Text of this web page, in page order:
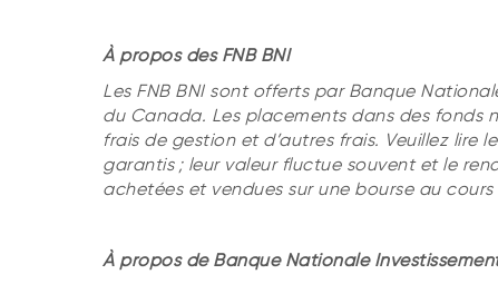
À propos des FNB BNI
Les FNB BNI sont offerts par Banque
du Canada. Les placements dans des fonds
frais de gestion et d’autres frais. Veuillez lire
garantis ; leur valeur fluctue souvent et le
achetées et vendues sur une bourse au
À propos de Banque Nationale